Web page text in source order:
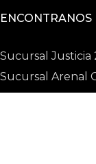
ENCONTRANOS
Sucursal
Sucursal Arenal